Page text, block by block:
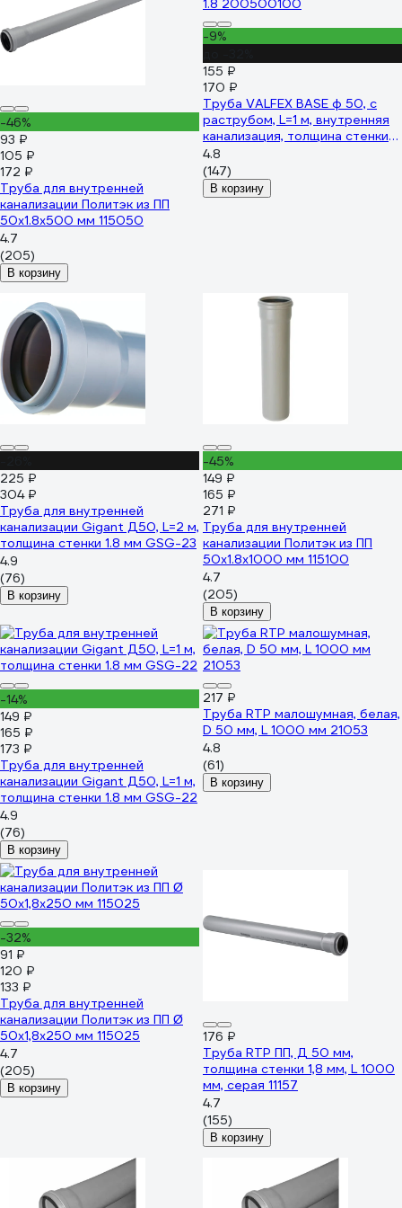
-46%
93 ₽
105 ₽
172 ₽
Труба для внутренней
канализации Политэк из ПП
50х1.8х500 мм 115050
4.7
(205)
В корзину
-9%
155 ₽
170 ₽
Труба VALFEX BASE ф 50, с
раструбом, L=1 м, внутренняя
канализация, толщина стенки
1.8 200500100
4.8
(147)
В корзину
225 ₽
304 ₽
Труба для внутренней
канализации Gigant Д50, L=2 м,
толщина стенки 1.8 мм GSG-23
4.9
(76)
В корзину
-45%
149 ₽
165 ₽
271 ₽
Труба для внутренней
канализации Политэк из ПП
50х1.8х1000 мм 115100
4.7
(205)
В корзину
-14%
149 ₽
165 ₽
173 ₽
Труба для внутренней
канализации Gigant Д50, L=1 м,
толщина стенки 1.8 мм GSG-22
4.9
(76)
В корзину
217 ₽
Труба RTP малошумная, белая,
D 50 мм, L 1000 мм 21053
4.8
(61)
В корзину
-32%
91 ₽
120 ₽
133 ₽
Труба для внутренней
канализации Политэк из ПП Ø
50x1,8x250 мм 115025
4.7
(205)
В корзину
176 ₽
Труба RTP ПП, Д 50 мм,
толщина стенки 1,8 мм, L 1000
мм, серая 11157
4.7
(155)
В корзину